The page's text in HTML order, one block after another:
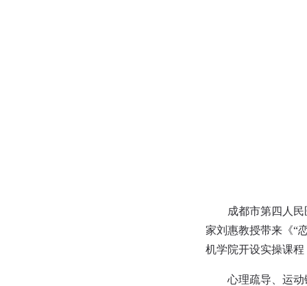
成都市第四人
家刘惠教授带来《“
机学院开设实操课
心理疏导、运